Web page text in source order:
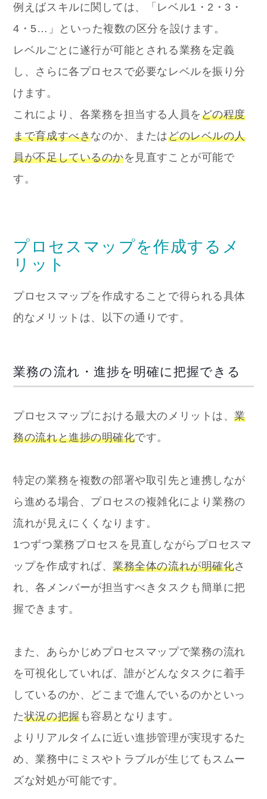
例えばスキルに関しては、「レベル1・2・3・
4・5…」といった複数の区分を設けます。
レベルごとに遂行が可能とされる業務を定義
し、さらに各プロセスで必要なレベルを振り分
けます。
これにより、各業務を担当する人員をどの程度
まで育成すべきなのか、またはどのレベルの人
員が不足しているのかを見直すことが可能で
す。
プロセスマップを作成するメ
リット
プロセスマップを作成することで得られる具体
的なメリットは、以下の通りです。
業務の流れ・進捗を明確に把握できる
プロセスマップにおける最大のメリットは、業
務の流れと進捗の明確化です。
特定の業務を複数の部署や取引先と連携しなが
ら進める場合、プロセスの複雑化により業務の
流れが見えにくくなります。
1つずつ業務プロセスを見直しながらプロセスマ
ップを作成すれば、業務全体の流れが明確化さ
れ、各メンバーが担当すべきタスクも簡単に把
握できます。
また、あらかじめプロセスマップで業務の流れ
を可視化していれば、誰がどんなタスクに着手
しているのか、どこまで進んでいるのかといっ
た状況の把握も容易となります。
よりリアルタイムに近い進捗管理が実現するた
め、業務中にミスやトラブルが生じてもスムー
ズな対処が可能です。